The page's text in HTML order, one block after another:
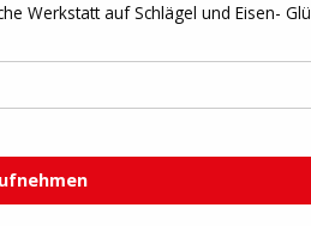
Werkstatt auf Schlägel und Eisen-